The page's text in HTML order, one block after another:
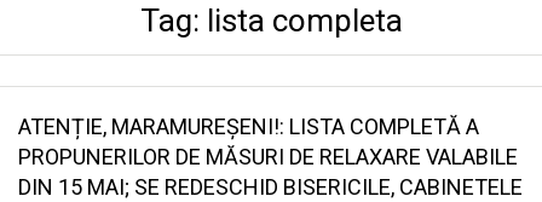
SANATATE
SPORT
Tag: lista completa
ATENȚIE, MARAMUREȘENI!: LISTA COMPLETĂ A
PROPUNERILOR DE MĂSURI DE RELAXARE VALABILE
DIN 15 MAI; SE REDESCHID BISERICILE, CABINETELE